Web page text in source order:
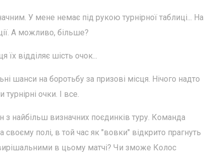
У мене немає під рукою турнірної таблиці... На
А можливо, більше?
їх відділяє шість очок...
шанси на боротьбу за призові місця. Нічого надто
очки. І все.
з найбільш визначних поєдинків туру. Команда
полі, в той час як "вовки" відкрито прагнуть
в цьому матчі? Чи зможе Колос